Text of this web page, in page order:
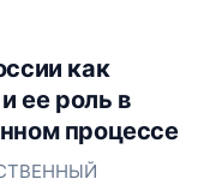
как
ее роль в
процессе